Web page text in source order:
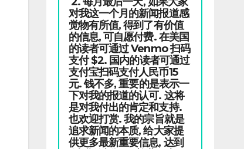
对我这一个月的新闻报道感
觉物有所值, 得到了有价值
的信息, 可自愿付费. 在美国
的读者可通过 Venmo 扫码
支付 $2. 国内的读者可通过
支付宝扫码支付人民币15
元. 钱不多, 重要的是表示一
下对我的报道的认可. 这将
是对我付出的肯定和支持.
也欢迎打赏. 我的宗旨就是
追求新闻的本质, 给大家提
供更多最新重要信息, 达到